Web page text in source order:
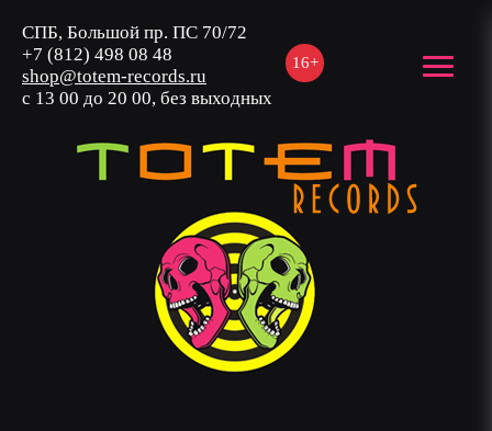
16+
СПБ, Большой пр. ПС 70/72
+7 (812) 498 08 48
shop@totem-records.ru
с 13 00 до 20 00, без выходных